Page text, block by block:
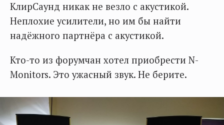
КлирСаунд никак не везло с акустикой.
Неплохие усилители, но им бы найти
надёжного партнёра с акустикой.
Кто-то из форумчан хотел приобрести N-
Monitors. Это ужасный звук. Не берите.